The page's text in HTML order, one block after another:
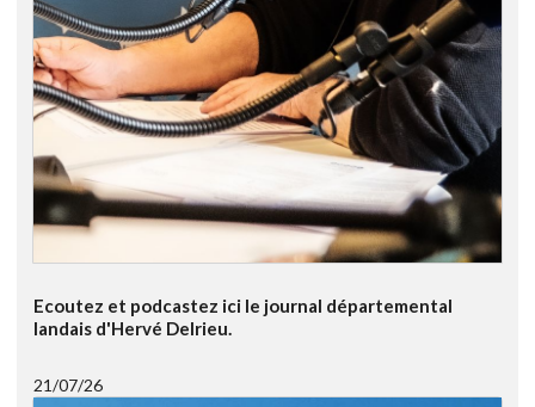
Ecoutez et podcastez ici le journal départemental
landais d'Hervé Delrieu.
21/07/26